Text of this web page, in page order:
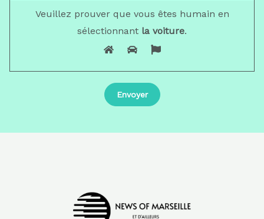
Veuillez prouver que vous êtes humain en
sélectionnant la voiture.